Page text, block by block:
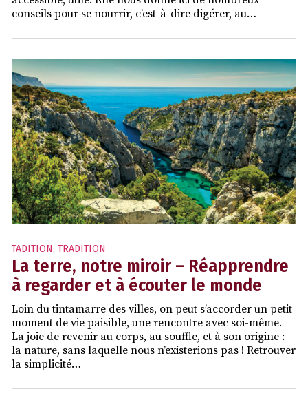
conseils pour se nourrir, c’est-à-dire digérer, au…
TADITION, TRADITION
La terre, notre miroir – Réapprendre
à regarder et à écouter le monde
Loin du tintamarre des villes, on peut s’accorder un petit
moment de vie paisible, une rencontre avec soi-même.
La joie de revenir au corps, au souffle, et à son origine :
la nature, sans laquelle nous n’existerions pas ! Retrouver
la simplicité…